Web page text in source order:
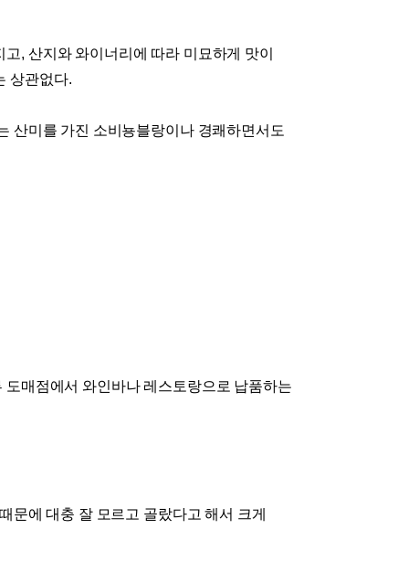
고, 산지와 와이너리에 따라 미묘하게 맛이
상관없다.
산미를 가진 소비뇽블랑이나 경쾌하면서도
도매점에서 와인바나 레스토랑으로 납품하는
문에 대충 잘 모르고 골랐다고 해서 크게